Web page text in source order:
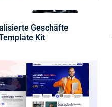
Geschäfte
Kit